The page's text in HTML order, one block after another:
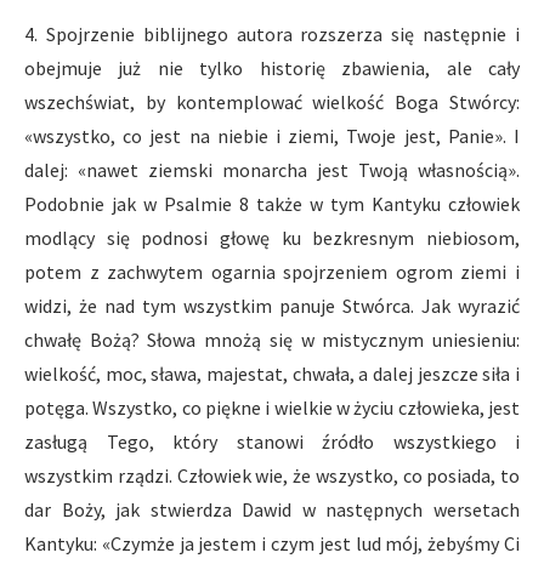
4. Spojrzenie biblijnego autora rozszerza się następnie i
obejmuje już nie tylko historię zbawienia, ale cały
wszechświat, by kontemplować wielkość Boga Stwórcy:
«wszystko, co jest na niebie i ziemi, Twoje jest, Panie». I
dalej: «nawet ziemski monarcha jest Twoją własnością».
Podobnie jak w Psalmie 8 także w tym Kantyku człowiek
modlący się podnosi głowę ku bezkresnym niebiosom,
potem z zachwytem ogarnia spojrzeniem ogrom ziemi i
widzi, że nad tym wszystkim panuje Stwórca. Jak wyrazić
chwałę Bożą? Słowa mnożą się w mistycznym uniesieniu:
wielkość, moc, sława, majestat, chwała, a dalej jeszcze siła i
potęga. Wszystko, co piękne i wielkie w życiu człowieka, jest
zasługą Tego, który stanowi źródło wszystkiego i
wszystkim rządzi. Człowiek wie, że wszystko, co posiada, to
dar Boży, jak stwierdza Dawid w następnych wersetach
Kantyku: «Czymże ja jestem i czym jest lud mój, żebyśmy Ci